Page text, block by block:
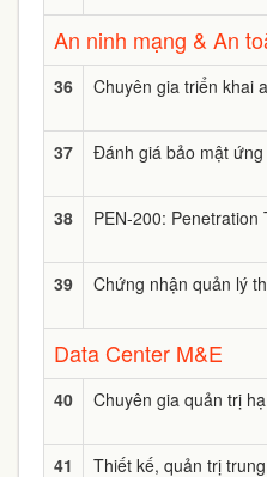
An ninh mạng & An
36 Chuyên gia triển khai
37 Đánh giá bảo mật
38 PEN-200: Penetration
39 Chứng nhận quản lý
Data Center M&E
40 Chuyên gia quản trị
41 Thiết kế, quản trị